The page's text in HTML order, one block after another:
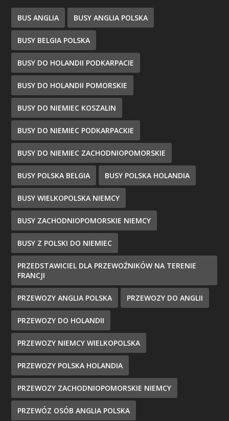
BUS ANGLIA BUSY ANGLIA POLSKA
BUSY BELGIA POLSKA
BUSY DO HOLANDII PODKARPACIE
BUSY DO HOLANDII POMORSKIE
BUSY DO NIEMIEC KOSZALIN
BUSY DO NIEMIEC PODKARPACKIE
BUSY DO NIEMIEC ZACHODNIOPOMORSKIE
BUSY POLSKA BELGIA BUSY POLSKA HOLANDIA
BUSY WIELKOPOLSKA NIEMCY
BUSY ZACHODNIOPOMORSKIE NIEMCY
BUSY Z POLSKI DO NIEMIEC
PRZEDSTAWICIEL DLA PRZEWOŹNIKÓW NA TERENIE
FRANCJI
PRZEWOZY ANGLIA POLSKA PRZEWOZY DO ANGLII
PRZEWOZY DO HOLANDII
PRZEWOZY NIEMCY WIELKOPOLSKA
PRZEWOZY POLSKA HOLANDIA
PRZEWOZY ZACHODNIOPOMORSKIE NIEMCY
PRZEWÓZ OSÓB ANGLIA POLSKA